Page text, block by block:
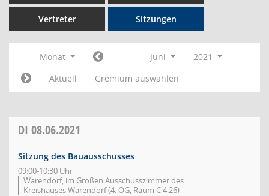
Vertreter Sitzungen
Monat Juni
2021
Aktuell
Gremium auswählen
DI 08.06.2021
Sitzung des Bauausschusses
09:00-10:30 Uhr
Warendorf, im Großen Ausschusszimmer des
Kreishauses Warendorf (4. OG, Raum C 4.26)